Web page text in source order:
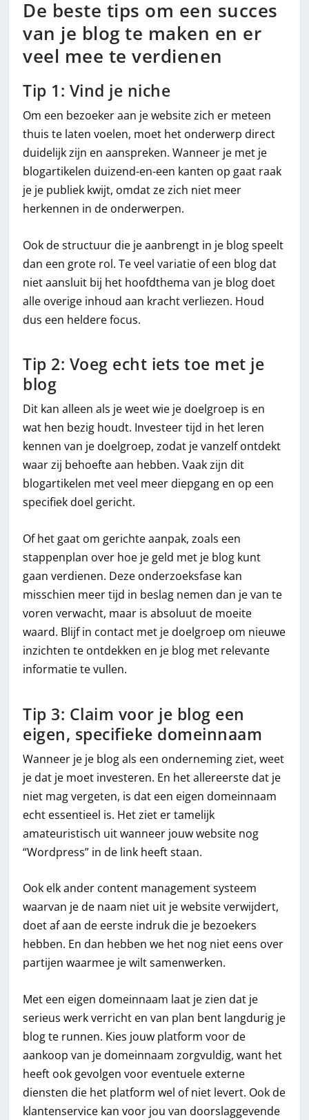
De beste tips om een succes
van je blog te maken en er
veel mee te verdienen
Tip 1: Vind je niche
Om een bezoeker aan je website zich er meteen
thuis te laten voelen, moet het onderwerp direct
duidelijk zijn en aanspreken. Wanneer je met je
blogartikelen duizend-en-een kanten op gaat raak
je je publiek kwijt, omdat ze zich niet meer
herkennen in de onderwerpen.
Ook de structuur die je aanbrengt in je blog speelt
dan een grote rol. Te veel variatie of een blog dat
niet aansluit bij het hoofdthema van je blog doet
alle overige inhoud aan kracht verliezen. Houd
dus een heldere focus.
Tip 2: Voeg echt iets toe met je
blog
Dit kan alleen als je weet wie je doelgroep is en
wat hen bezig houdt. Investeer tijd in het leren
kennen van je doelgroep, zodat je vanzelf ontdekt
waar zij behoefte aan hebben. Vaak zijn dit
blogartikelen met veel meer diepgang en op een
specifiek doel gericht.
Of het gaat om gerichte aanpak, zoals een
stappenplan over hoe je geld met je blog kunt
gaan verdienen. Deze onderzoeksfase kan
misschien meer tijd in beslag nemen dan je van te
voren verwacht, maar is absoluut de moeite
waard. Blijf in contact met je doelgroep om nieuwe
inzichten te ontdekken en je blog met relevante
informatie te vullen.
Tip 3: Claim voor je blog een
eigen, specifieke domeinnaam
Wanneer je je blog als een onderneming ziet, weet
je dat je moet investeren. En het allereerste dat je
niet mag vergeten, is dat een eigen domeinnaam
echt essentieel is. Het ziet er tamelijk
amateuristisch uit wanneer jouw website nog
“Wordpress” in de link heeft staan.
Ook elk ander content management systeem
waarvan je de naam niet uit je website verwijdert,
doet af aan de eerste indruk die je bezoekers
hebben. En dan hebben we het nog niet eens over
partijen waarmee je wilt samenwerken.
Met een eigen domeinnaam laat je zien dat je
serieus werk verricht en van plan bent langdurig je
blog te runnen. Kies jouw platform voor de
aankoop van je domeinnaam zorgvuldig, want het
heeft ook gevolgen voor eventuele externe
diensten die het platform wel of niet levert. Ook de
klantenservice kan voor jou van doorslaggevende